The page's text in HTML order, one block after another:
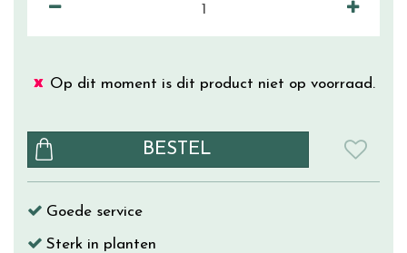
Op dit moment is dit product niet op voorraad.
Goede service
Sterk in planten